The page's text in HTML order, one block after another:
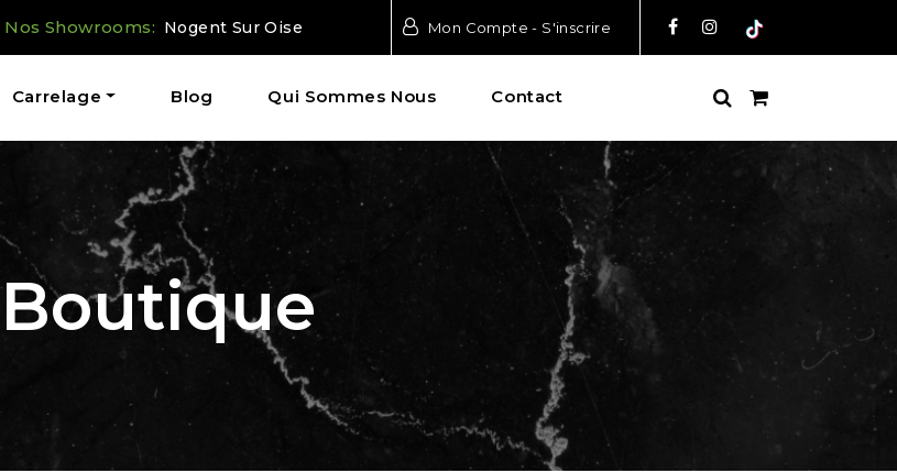
Nos Showrooms: Nogent Sur Oise Mon Compte - S'inscrire
Carrelage Blog Qui Sommes Nous Contact
Boutique